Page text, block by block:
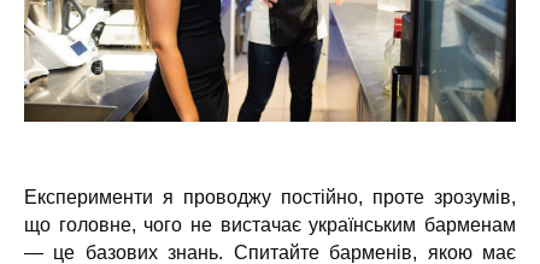
Експерименти я проводжу постійно, проте зрозумів,
що головне, чого не вистачає українським барменам
— це базових знань. Спитайте барменів, якою має